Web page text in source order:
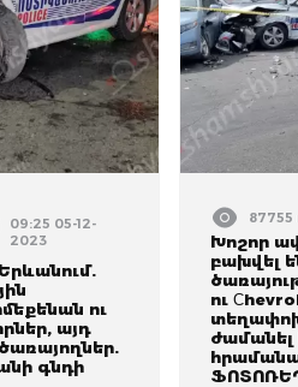
09:25 05-12-
2023
ու
այդ
գնդի
Խոշոր
բախվել
ու